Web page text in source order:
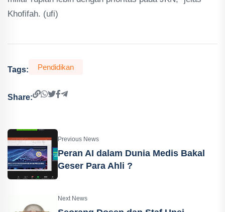
Khofifah. (ufi)
Tags: Pendidikan
Share:
Previous News
Peran AI dalam Dunia Medis Bakal
Geser Para Ahli ?
Next News